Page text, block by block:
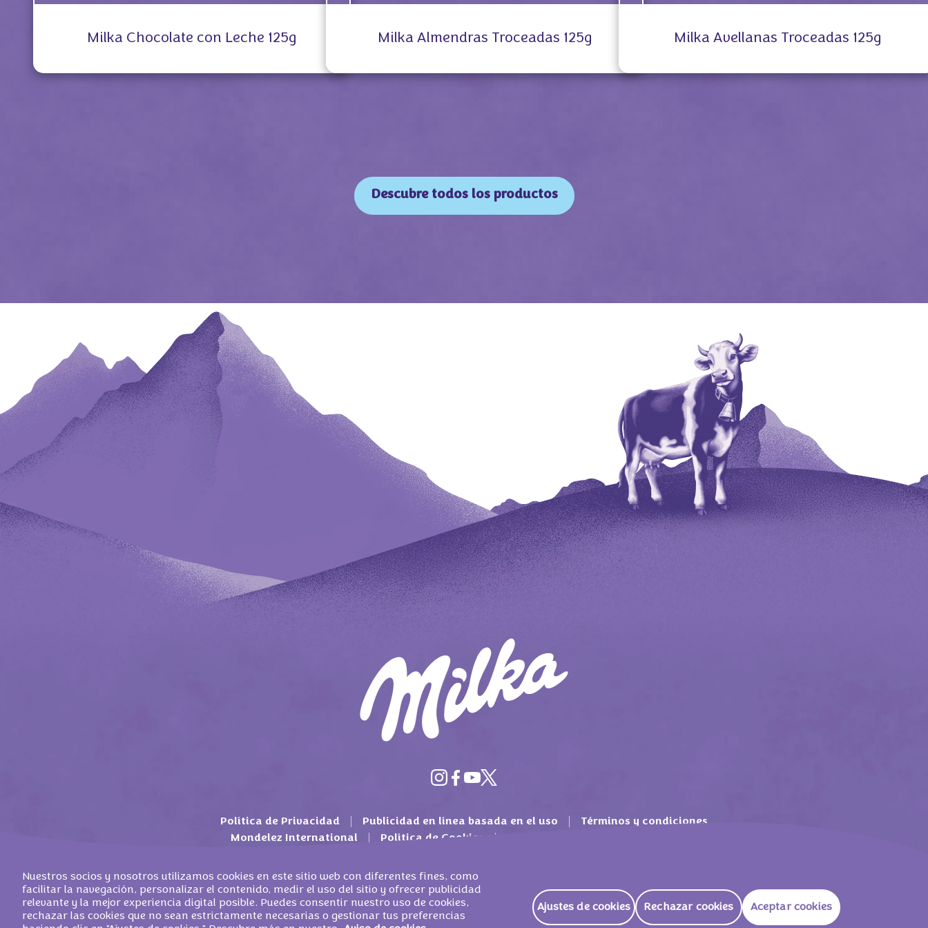
Milka Chocolate con Leche 125g Milka Almendras Troceadas 125g​ Milka Avellanas Troceadas 125g
Descubre todos los productos
Política de Privacidad Publicidad en línea basada en el uso
Términos y condiciones
Mondelez International
Política de Cookies
© 2026 MONDELEZ ESPANA COMMERCIAL ES
Nuestros socios y nosotros utilizamos cookies en este sitio web con diferentes fines, como
facilitar la navegación, personalizar el contenido, medir el uso del sitio y ofrecer publicidad
relevante y la mejor experiencia digital posible. Puedes consentir nuestro uso de cookies,
rechazar las cookies que no sean estrictamente necesarias o gestionar tus preferencias
Ajustes de cookies Rechazar cookies Aceptar cookies